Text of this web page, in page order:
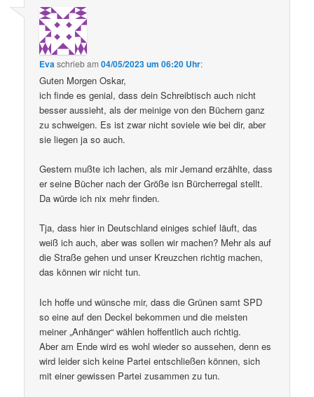
Evaschriebam04/05/2023 um 06:20 Uhr:
Guten Morgen Oskar,
ich finde es genial, dass dein Schreibtisch auch nicht
besser aussieht, als der meinige von den Büchern ganz
zu schweigen. Es ist zwar nicht soviele wie bei dir, aber
sie liegen ja so auch.
Gestern mußte ich lachen, als mir Jemand erzählte, dass
er seine Bücher nach der Größe isn Bürcherregal stellt.
Da würde ich nix mehr finden.
Tja, dass hier in Deutschland einiges schief läuft, das
weiß ich auch, aber was sollen wir machen? Mehr als auf
die Straße gehen und unser Kreuzchen richtig machen,
das können wir nicht tun.
Ich hoffe und wünsche mir, dass die Grünen samt SPD
so eine auf den Deckel bekommen und die meisten
meiner „Anhänger“ wählen hoffentlich auch richtig.
Aber am Ende wird es wohl wieder so aussehen, denn es
wird leider sich keine Partei entschließen können, sich
mit einer gewissen Partei zusammen zu tun.